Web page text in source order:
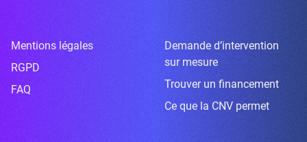
Mentions légales
RGPD
FAQ
Demande d’intervention
sur mesure
Trouver un financement
Ce que la CNV permet